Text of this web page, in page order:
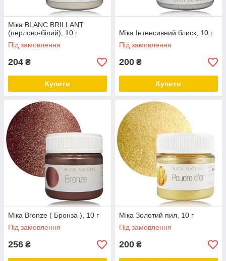
Міка BLANC BRILLANT
(перлово-білий), 10 г
Під замовлення
204 ₴
Купити
Міка Інтенсивний блиск, 10 г
Під замовлення
200 ₴
Купити
Міка Bronze ( Бронза ), 10 г
Під замовлення
256 ₴
Міка Золотий пил, 10 г
Під замовлення
200 ₴